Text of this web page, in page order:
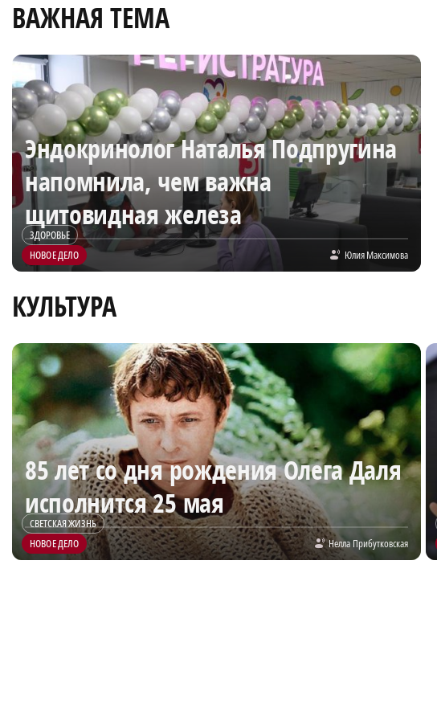
ВАЖНАЯ ТЕМА
Эндокринолог Наталья Подпругина
напомнила, чем важна
щитовидная железа
НОВОЕ ДЕЛО
ЗДОРОВЬЕ
Юлия Максимова
КУЛЬТУРА
85 лет со дня рождения Олега Даля
исполнится 25 мая
НОВОЕ ДЕЛО
СВЕТСКАЯ ЖИЗНЬ
Нелла Прибутковская